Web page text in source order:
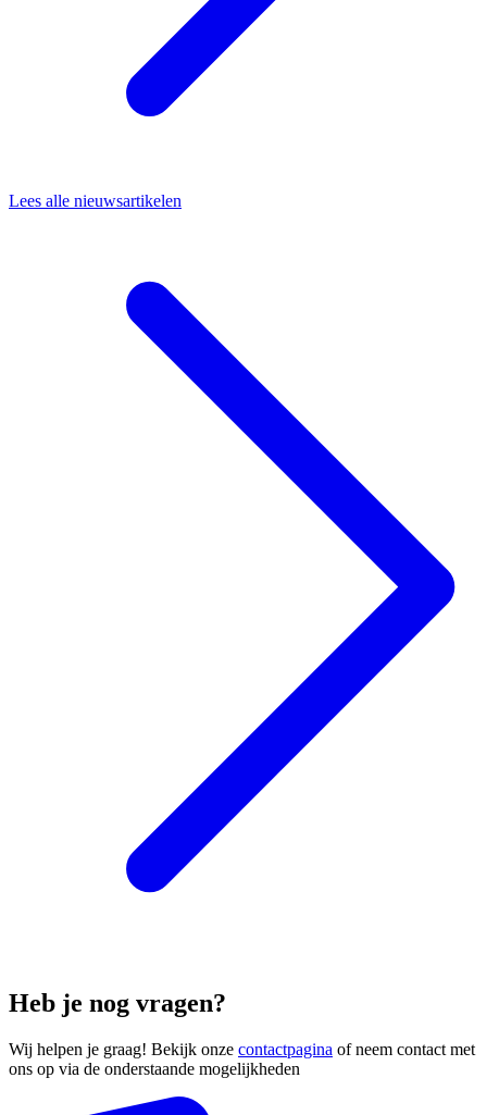
Lees alle nieuwsartikelen
Heb je nog vragen?
Wij helpen je graag! Bekijk onze contactpagina of neem contact met
ons op via de onderstaande mogelijkheden